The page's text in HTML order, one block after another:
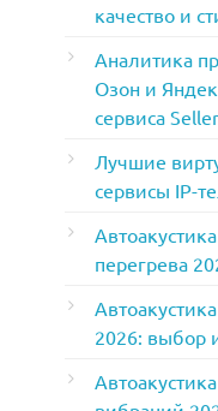
качество и
Аналитика
Озон и
сервиса
Лучшие
сервисы IP-
перегрева
2026: выбор